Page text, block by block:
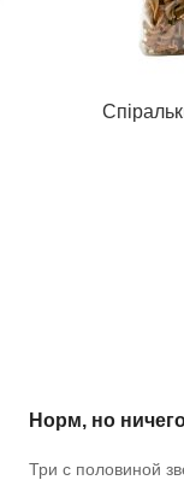
Норм, но
Три с половиной